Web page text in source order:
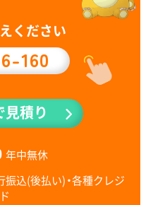
ください
160
見積り
年中無休
振込(後払い)・各種クレジ